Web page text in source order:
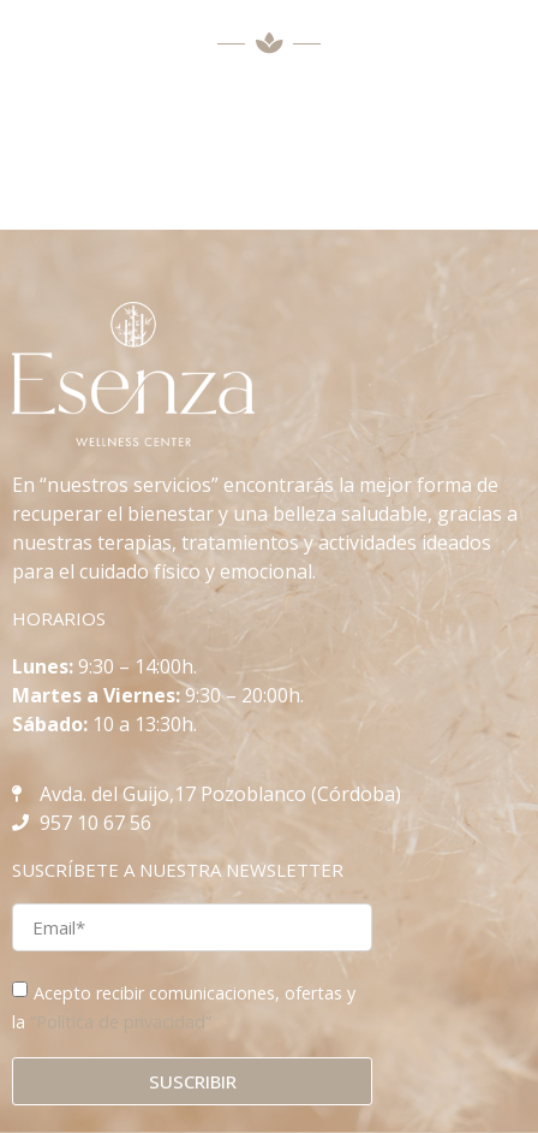
En “nuestros servicios” encontrarás la mejor forma de
recuperar el bienestar y una belleza saludable, gracias a
nuestras terapias, tratamientos y actividades ideados
para el cuidado físico y emocional.
HORARIOS
Lunes:9:30 – 14:00h.
Martes a Viernes:9:30 – 20:00h.
Sábado: 10 a 13:30h.
Avda. del Guijo,17 Pozoblanco (Córdoba)
957 10 67 56
SUSCRÍBETE A NUESTRA NEWSLETTER
Acepto recibir comunicaciones, ofertas y
la
“Política de privacidad”
SUSCRIBIR